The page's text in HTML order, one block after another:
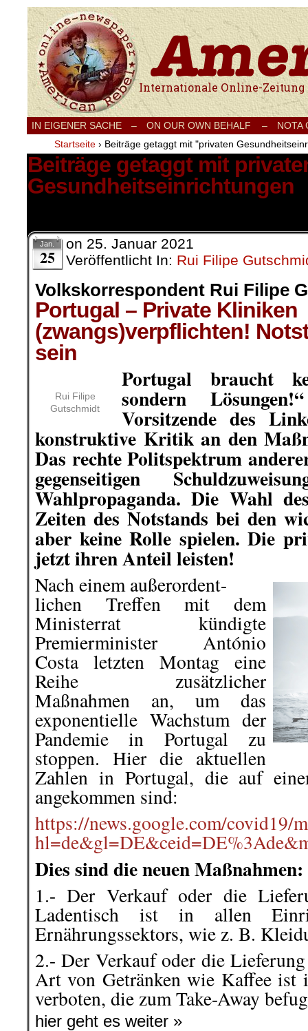
Internationale Onlinezeitung für Frieden,
IN EIGENER SACHE – ON OUR OWN BEHALF –
NOTA
Startseite › Beiträge getaggt mit "privaten
Beiträge getaggt mit
Gesundheitseinrichtungen
Jan.
25
on 25. Januar 2021
Veröffentlicht In: Rui Filipe
Volkskorrespondent Rui Filipe
Portugal – Private Kliniken
(zwangs)verpflichten!
sein
Rui Filipe
Gutschmidt
Portugal braucht
sondern
Vorsitzende des
konstruktive Kritik an den
Das rechte Politspektrum
gegenseitigen
Wahlpropaganda. Die Wahl
Zeiten des Notstands bei den
aber keine Rolle spielen. Die
jetzt ihren Anteil leisten!
Nach einem außerordent-
lichen Treffen mit dem
Ministerrat kündigte
Premierminister António
Costa letzten Montag eine
Reihe zusätzlicher
Maßnahmen an, um das
exponentielle Wachstum der
Pandemie in Portugal zu
stoppen. Hier die aktuellen
Zahlen in Portugal, die auf
angekommen sind:
https://news.google.com/covid19/
Dies sind die neuen Maßnahmen:
1.- Der Verkauf oder die
Ladentisch ist in allen
Ernährungssektors, wie z. B.
2.- Der Verkauf oder die
Art von Getränken wie Kaffee ist
verboten, die zum Take-Away
hier geht es weiter »